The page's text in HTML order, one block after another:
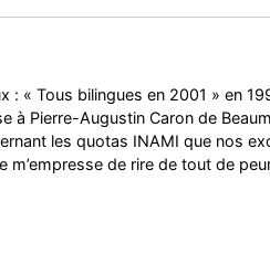
: « Tous bilingues en 2001 » en
à Pierre-Augustin Caron de
les quotas INAMI que nos
de rire de tout de peur